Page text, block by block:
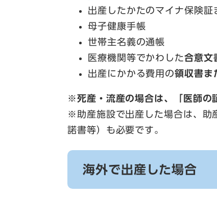
出産したかたのマイナ保険証
母子健康手帳
世帯主名義の通帳
医療機関等でかわした合意文
出産にかかる費用の領収書ま
※死産・流産の場合は、「医師の
※助産施設で出産した場合は、助
諾書等）も必要です。
海外で出産した場合